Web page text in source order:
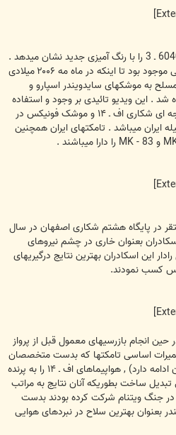
تصوير بالا تامکت ايرانی به شماره 6040 ـ 3 را با رنگ آميزی جديد نشان ميدهد .
از اين هواپيما تاکنون اطلاعات اندکی موجود بود تا اينکه در ماه مه ۲۰۰۶ ميلادی
به موشکهای سايدويندر اسپارو و
۲ فروند ) ديده شد . اين ويديو تائيدی بر وجود و استفاده
نيروی هوايی ايران از تعداد قابل توجه ای شکاری اف ـ ۱۴ و موشک فونيکس در
ايران ميباشد . تامکتهای ايران همچنين
پرسنل اسکادران ۸۲ مستقر در پايگاه هشتم شکاری اصفهان در سال
بعنوان خاری در چشم نيروهای
اين اسکادران بهترين نتايج درگيريهای
کسب نمودند.
حين انجام بازرسيهای معمول قبل از پرواز
اساسی تامکتها که بدست متخصصان
ايرانی انجام ميگرفت (و هنوز کماکان ادامه دارد) , هواپيماهای اف ـ ۱۴ را به پرنده
ساخت بطوريکه آنان نتايج به مراتب
در جنگ ويتنام شرکت کرده بودند بدست
بعنوان بهترين سلاح در نبردهای هوايی